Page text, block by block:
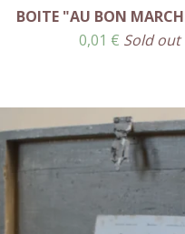
BOITE "AU BON
0,01 € Sold out